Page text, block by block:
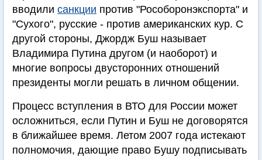
вводили санкции против "Рособоронэкспорта" и
"Сухого", русские - против американских кур. С
другой стороны, Джордж Буш называет
Владимира Путина другом (и наоборот) и
многие вопросы двусторонних отношений
президенты могли решать в личном общении.
Процесс вступления в ВТО для России может
осложниться, если Путин и Буш не договорятся
в ближайшее время. Летом 2007 года истекают
полномочия, дающие право Бушу подписывать